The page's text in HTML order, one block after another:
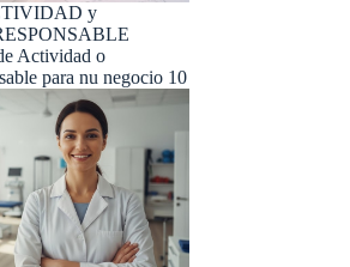
y
Actividad o
para nu negocio 10